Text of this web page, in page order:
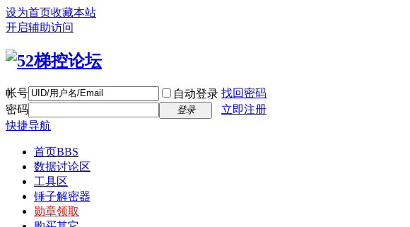
设为首页收藏本站
开启辅助访问
帐号 自动登录 找回密码
密码
登录
立即注册
快捷导航
首页BBS
数据讨论区
工具区
锤子解密器
勋章领取